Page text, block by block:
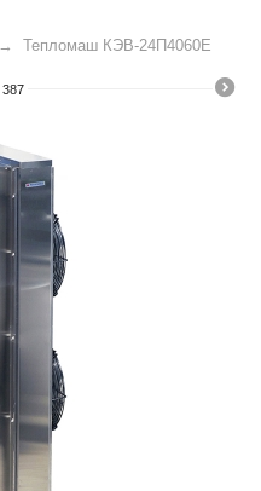
Тепломаш КЭВ-24П4060Е
387